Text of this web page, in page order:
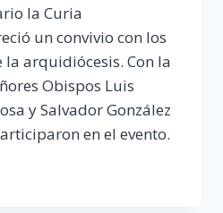
la Curia
un convivio con los
arquidiócesis. Con la
Obispos Luis
y Salvador González
en el evento.